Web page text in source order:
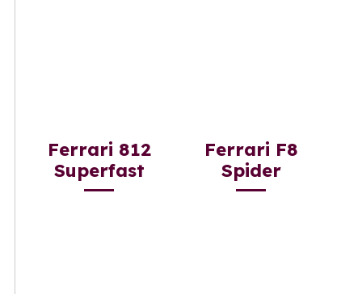
Ferrari 812
Superfast
Ferrari F8
Spider